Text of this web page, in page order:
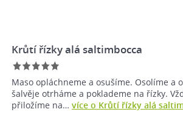
Krůtí řízky alá saltimbocca
Maso opláchneme a osušíme. Osolíme a
šalvěje otrháme a poklademe na řízky.
přiložíme na… více o Krůtí řízky alá